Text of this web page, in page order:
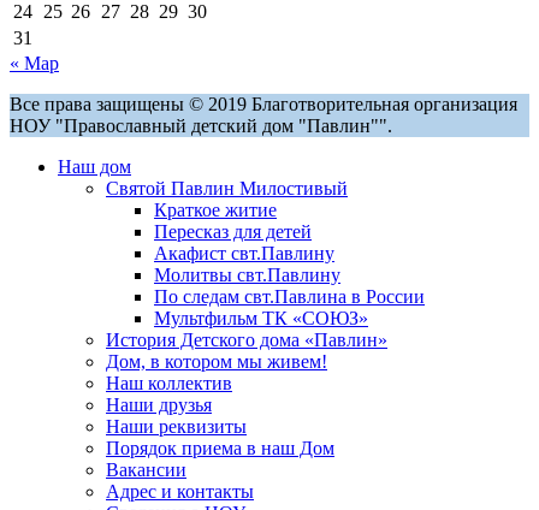
24 25 26 27 28 29 30
31
« Мар
Все права защищены © 2019 Благотворительная организация
НОУ "Православный детский дом "Павлин"".
Наш дом
Святой Павлин Милостивый
Краткое житие
Пересказ для детей
Акафист свт.Павлину
Молитвы свт.Павлину
По следам свт.Павлина в России
Мультфильм ТК «СОЮЗ»
История Детского дома «Павлин»
Дом, в котором мы живем!
Наш коллектив
Наши друзья
Наши реквизиты
Порядок приема в наш Дом
Вакансии
Адрес и контакты